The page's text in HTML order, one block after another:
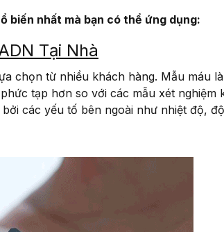
biến nhất mà bạn có thể ứng dụng:
Tại Nhà
chọn từ nhiều khách hàng. Mẫu máu
tạp hơn so với các mẫu xét nghiệm
các yếu tố bên ngoài như nhiệt độ,